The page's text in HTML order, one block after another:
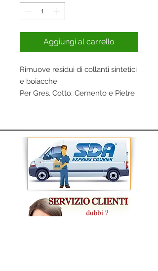
Aggiungi al carrello
Rimuove residui di collanti sintetici
e boiacche
Per Gres, Cotto, Cemento e Pietre